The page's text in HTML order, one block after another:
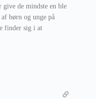
give de mindste en ble
børn og unge på
finder sig i at